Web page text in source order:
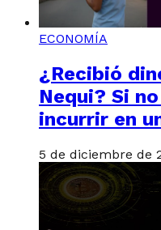
ECONOMÍA
¿Recibió
Nequi? Si
incurrir en
5 de diciembre de